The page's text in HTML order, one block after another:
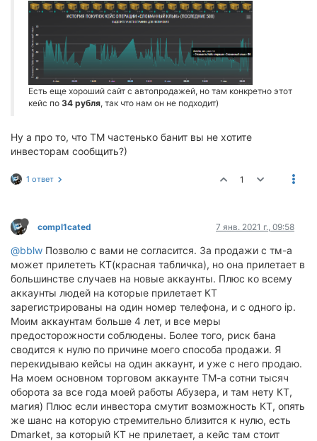
Есть еще хороший сайт с автопродажей, но там конкретно этот
кейс по 34 рубля, так что нам он не подходит)
Ну а про то, что ТМ частенько банит вы не хотите
инвесторам сообщить?)
1 ответ 1
compl1cated 7 янв. 2021 г., 09:58
@bblw Позволю с вами не согласится. За продажи с тм-а
может прилететь КТ(красная табличка), но она прилетает в
большинстве случаев на новые аккаунты. Плюс ко всему
аккаунты людей на которые прилетает КТ
зарегистрированы на один номер телефона, и с одного ip.
Моим аккаунтам больше 4 лет, и все меры
предосторожности соблюдены. Более того, риск бана
сводится к нулю по причине моего способа продажи. Я
перекидываю кейсы на один аккаунт, и уже с него продаю.
На моем основном торговом аккаунте ТМ-а сотни тысяч
оборота за все года моей работы Абузера, и там нету КТ,
магия) Плюс если инвестора смутит возможность КТ, опять
же шанс на которую стремительно близится к нулю, есть
Dmarket, за который КТ не прилетает, а кейс там стоит